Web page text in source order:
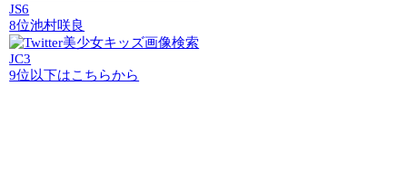
JS6
8位池村咲良
JC3
9位以下はこちらから